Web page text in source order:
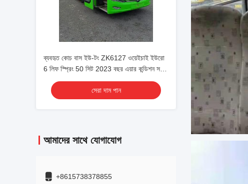
ব্যবহৃত কোচ বাস ইউ-টং ZK6127 ওয়েইচাই ইউরো
6 লিফ স্প্রিং 50 সিট 2023 বছর এয়ার কন্ডিশন সহ
লাক্স ট্রান্সপোর্ট শাটল বা দীর্ঘ দূরত্বের জন্য
সেরা দাম পান
আমাদের সাথে যোগাযোগ
+8615738378855